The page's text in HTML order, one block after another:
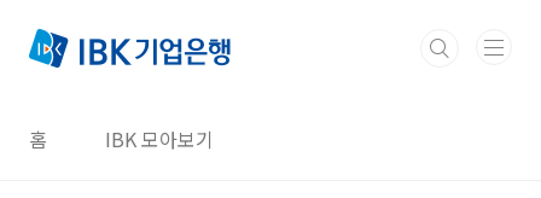
홈 IBK 모아보기